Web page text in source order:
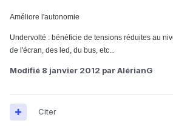
Améliore l'autonomie
Undervolté : bénéficie de tensions réduites au
de l'écran, des led, du bus, etc...
Modifié 8 janvier 2012 par AlérianG
Citer